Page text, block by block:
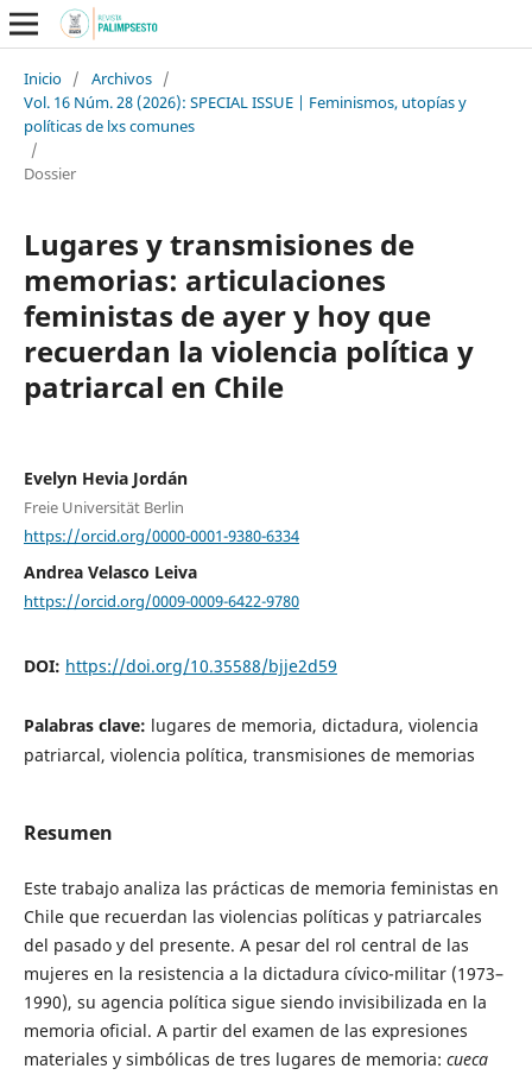
Inicio / Archivos /
Vol. 16 Núm. 28 (2026): SPECIAL ISSUE | Feminismos, utopías y
políticas de lxs comunes
/
Dossier
Lugares y transmisiones de
memorias: articulaciones
feministas de ayer y hoy que
recuerdan la violencia política y
patriarcal en Chile
Evelyn Hevia Jordán
Freie Universität Berlin
https://orcid.org/0000-0001-9380-6334
Andrea Velasco Leiva
https://orcid.org/0009-0009-6422-9780
DOI: https://doi.org/10.35588/bjje2d59
Palabras clave: lugares de memoria, dictadura, violencia
patriarcal, violencia política, transmisiones de memorias
Resumen
Este trabajo analiza las prácticas de memoria feministas en
Chile que recuerdan las violencias políticas y patriarcales
del pasado y del presente. A pesar del rol central de las
mujeres en la resistencia a la dictadura cívico-militar (1973–
1990), su agencia política sigue siendo invisibilizada en la
memoria oficial. A partir del examen de las expresiones
materiales y simbólicas de tres lugares de memoria: cueca